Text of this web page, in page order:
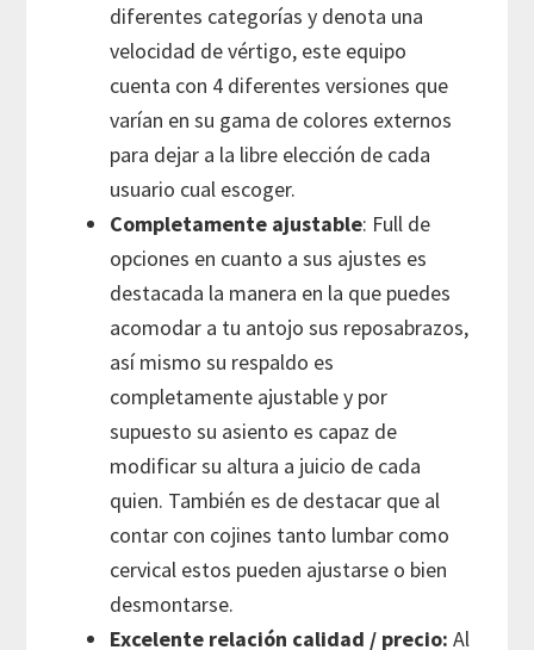
diferentes categorías y denota una
velocidad de vértigo, este equipo
cuenta con 4 diferentes versiones que
varían en su gama de colores externos
para dejar a la libre elección de cada
usuario cual escoger.
Completamente ajustable: Full de
opciones en cuanto a sus ajustes es
destacada la manera en la que puedes
acomodar a tu antojo sus reposabrazos,
así mismo su respaldo es
completamente ajustable y por
supuesto su asiento es capaz de
modificar su altura a juicio de cada
quien. También es de destacar que al
contar con cojines tanto lumbar como
cervical estos pueden ajustarse o bien
desmontarse.
Excelente relación calidad / precio:Al